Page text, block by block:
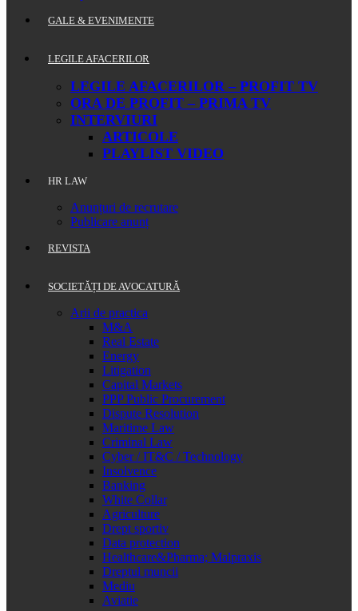
GALE & EVENIMENTE
LEGILE AFACERILOR
LEGILE AFACERILOR – PROFIT TV
ORA DE PROFIT – PRIMA TV
INTERVIURI
ARTICOLE
PLAYLIST VIDEO
HR LAW
Anunțuri de recrutare
Publicare anunț
REVISTA
SOCIETĂȚI DE AVOCATURĂ
Arii de practica
M&A
Real Estate
Energy
Litigation
Capital Markets
PPP Public Procurement
Dispute Resolution
Maritime Law
Criminal Law
Cyber / IT&C / Technology
Insolvence
Banking
White Collar
Agriculture
Drept sportiv
Data protection
Healthcare&Pharma; Malpraxis
Dreptul muncii
Mediu
Aviatie